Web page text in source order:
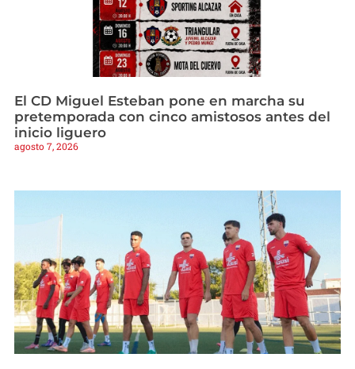
El CD Miguel Esteban pone en marcha su
pretemporada con cinco amistosos antes del
inicio liguero
agosto 7, 2026